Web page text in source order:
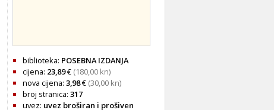
biblioteka: POSEBNA IZDANJA
cijena: 23,89€ (180,00 kn)
nova cijena: 3,98€ (30,00 kn)
broj stranica: 317
uvez: uvez broširan i prošiven